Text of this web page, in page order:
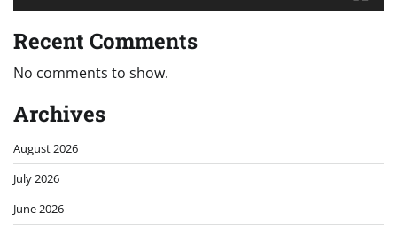
Recent Comments
No comments to show.
Archives
August 2026
July 2026
June 2026